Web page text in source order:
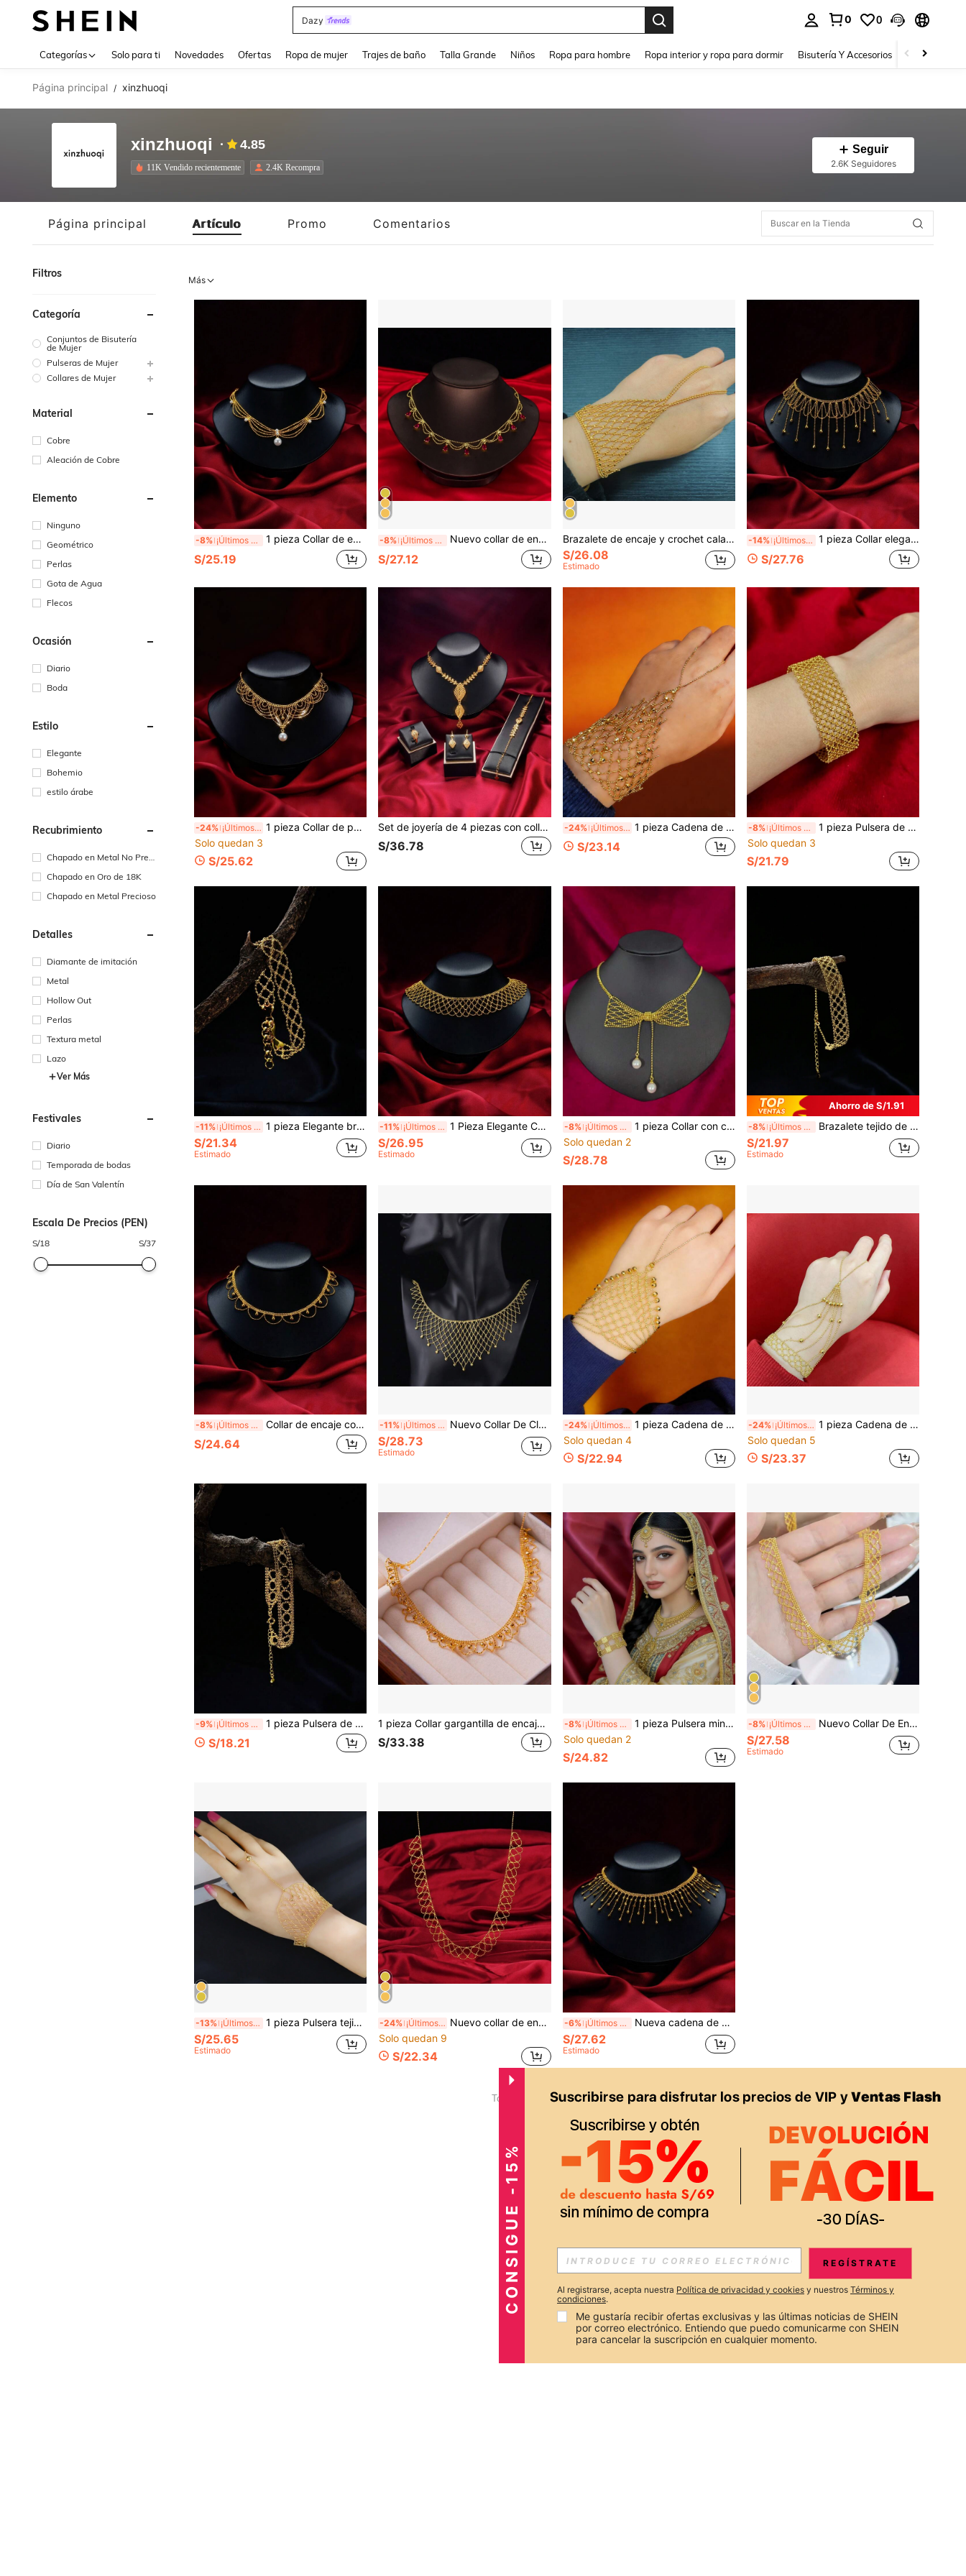
Dazy
0 0
Categorías Solo para ti Novedades Ofertas Ropa de mujer Trajes de baño Talla Grande Niños Ropa para hombre Ropa interior y ropa para dormir Bisutería Y Accesorios Zapatos
Página principal / xinzhuoqi
xinzhuoqi 4.85
11K Vendido recientemente 2.4K Recompra
Seguir
2.6K Seguidores
Página principal Artículo Promo Comentarios
Filtros
Categoría
Conjuntos de Bisutería
de Mujer
Pulseras de Mujer
Collares de Mujer
Material
Cobre
Aleación de Cobre
Elemento
Ninguno
Geométrico
Perlas
Gota de Agua
Flecos
Ocasión
Diario
Boda
Estilo
Elegante
Bohemio
estilo árabe
Recubrimiento
Chapado en Metal No Preci
Chapado en Oro de 18K
Chapado en Metal Precioso
Detalles
Diamante de imitación
Metal
Hollow Out
Perlas
Textura metal
Lazo
Ver Más
Festivales
Diario
Temporada de bodas
Día de San Valentín
Escala De Precios (PEN)
S/18 S/37
Más
-8% ¡Últimos 2 días 1 pieza Collar de encaje elegante, collar de estilo vintage minimalista en capas, regalo de lujo para ella
S/25.19
-8% ¡Últimos 2 días Nuevo collar de encaje francés vintage hueco para mujeres, cadena de clavícula de moda, regalo de cumpleaños para novia
S/27.12
Brazalete de encaje y crochet calado con anillo para el dedo, joyería de mano romántica y elegante, regalo para la novia
S/26.08
Estimado
-14% ¡Últimos 3 días 1 pieza Collar elegante con flecos, diseño único de gargantilla, de alta gama para boda, compromiso, fiesta, regalo para la novia
S/27.76
-24% ¡Últimos 3 días 1 pieza Collar de perlas elegante de estilo nupcial árabe saudí clásico, collar de diseño de malla adecuado para boda, fiesta y vestimenta de noche
Solo quedan 3
S/25.62
Set de joyería de 4 piezas con collar, pulsera, aretes y anillo con diseño floral y flecos, elegante y sencillo, para novia, regalo de pareja
S/36.78
-24% ¡Últimos 3 días 1 pieza Cadena de mano de hada única tejida con encaje y malla, accesorio de mano nupcial elegante y romántico, regalo para la novia
S/23.14
-8% ¡Últimos 2 días
1 pieza Pulsera de encaje tejida con diseño ancho elegante, joyería de lujo de alta gama delicada para mujeres, regalo para novia o amante
Solo quedan 3
S/21.79
-11% ¡Últimos 2 días 1 pieza Elegante brazalete de encaje tejido de diseño simple, adecuado para boda, fiesta, cena, regalo de joyería para novia/pareja
S/21.34
Estimado
-11% ¡Últimos 2 días 1 Pieza Elegante Collar Gargantilla de Encaje, Collar Gargantilla Femenino de Alta Gama Grácil para Novias, Bodas, Fiestas, Regalos para Amantes
S/26.95
Estimado
-8% ¡Últimos 2 días
1 pieza Collar con colgante de borla y diseño de lazo único y elegante, joyería nupcial y de boda adecuada para uso diario y bodas
Solo quedan 2
S/28.78
Ahorro de S/1.91
-8% ¡Últimos 2 días Brazalete tejido de encaje de estilo elegante, accesorio lujoso y delicado hecho a mano, regalo ideal para novia, pareja
S/21.97
Estimado
-8% ¡Últimos 2 días Collar de encaje con perlas minimalista, cadena de clavícula elegante y sofisticada para mujeres, regalo para la pareja
S/24.64
-11% ¡Últimos 2 días Nuevo Collar De Clavícula Con Diseño De Malla De Encaje Y Tejido A Ganchillo, Joyería De Mujer De Estilo Vintage Y Palaciego De Alta Gama
S/28.73
Estimado
-24% ¡Últimos 3 días 1 pieza Cadena de mano única de encaje de ganchillo y malla, pulsera de novia romántica y elegante, regalo para la novia
Solo quedan 4
S/22.94
-24% ¡Últimos 3 días 1 pieza Cadena de mano de hada única tejida con encaje y malla, pulsera de cadena de muñeca elegante y romántica para novia, regalo para la novia
Solo quedan 5
S/23.37
-9% ¡Últimos 3 días 1 pieza Pulsera de encaje de ganchillo elegante y única, joyería de estilo saudí para mujer, accesorio delicado adecuado para uso diario, fiesta, boda, regalo para novia/esposa
S/18.21
1 pieza Collar gargantilla de encaje ondulado, accesorio de joyería elegante para mujeres, boda, fiesta y regalo para la pareja
S/33.38
-8% ¡Últimos 2 días
1 pieza Pulsera minimalista de encaje de doble hilera estilo bohemio, Elegante accesorio para mujer, joyería nupcial, regalo de San Valentín para novia/esposa.
Solo quedan 2
S/24.82
-8% ¡Últimos 2 días Nuevo Collar De Encaje Con Estilo Francés Para Mujeres, Diseño Ahuecado Con Cadena De Clavícula De Moda Y Sensación Texturizada, Regalo De Cumpleaños Para Novia
S/27.58
Estimado
-13% ¡Últimos 2 días 1 pieza Pulsera tejida tipo red con anillo para mujer, elegante cadena de mano romántica decorativa, regalo para la novia
S/25.65
Estimado
-24% ¡Últimos 3 días Nuevo collar de encaje francés para mujer, elegante cadena hueca a la altura de la clavícula, regalo de moda para la novia, regalo de cumpleaños
Solo quedan 9
S/22.34
-6% ¡Últimos 2 días Nueva cadena de clavícula minimalista con flecos de encaje, collar de estilo vintage palaciego de alta gama como regalo para mujeres
S/27.62
Estimado
Total de 1 páginas 1
CONSIGUE -15% REGÍSTRATE
Al registrarse, acepta nuestra Política de privacidad y cookies y nuestros Términos y
condiciones.
Me gustaría recibir ofertas exclusivas y las últimas noticias de SHEIN
por correo electrónico. Entiendo que puedo comunicarme con SHEIN
para cancelar la suscripción en cualquier momento.